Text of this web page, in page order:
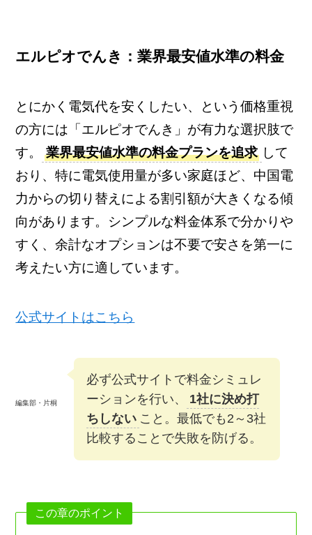
エルピオでんき：業界最安値水準の料金
とにかく電気代を安くしたい、という価格重視
の方には「エルピオでんき」が有力な選択肢で
す。
業界最安値水準の料金プランを追求 して
おり、特に電気使用量が多い家庭ほど、中国電
力からの切り替えによる割引額が大きくなる傾
向があります。シンプルな料金体系で分かりや
すく、余計なオプションは不要で安さを第一に
考えたい方に適しています。
公式サイトはこちら
編集部・片桐
必ず公式サイトで料金シミュレ
ーションを行い、
1社に決め打
ちしない こと。最低でも2～3社
比較することで失敗を防げる。
この章のポイント